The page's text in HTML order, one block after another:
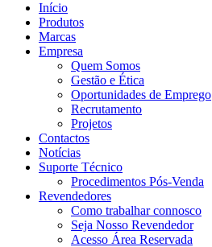
Início
Produtos
Marcas
Empresa
Quem Somos
Gestão e Ética
Oportunidades de Emprego
Recrutamento
Projetos
Contactos
Notícias
Suporte Técnico
Procedimentos Pós-Venda
Revendedores
Como trabalhar connosco
Seja Nosso Revendedor
Acesso Área Reservada